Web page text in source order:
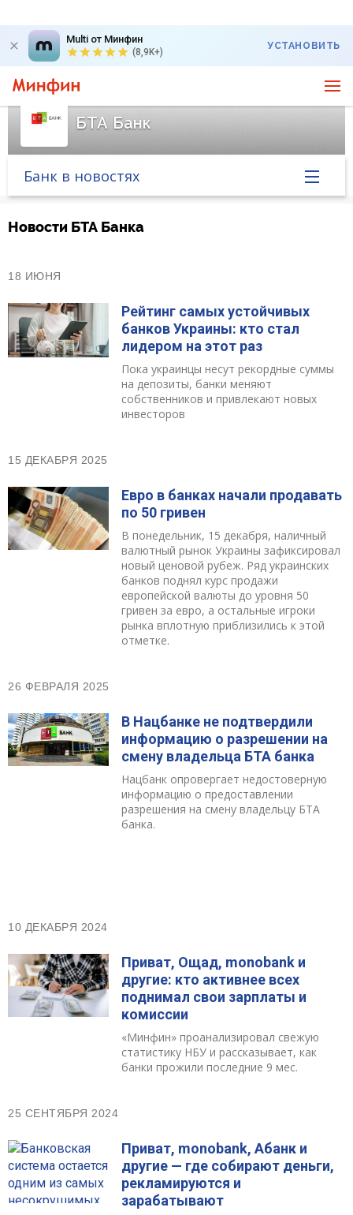
Multi от Минфин
(8,9K+)
УСТАНОВИТЬ
БТА Банк
Банк в новостях
Вопросы банку
Депозиты юр. лиц
Кредити для бізнеса
Карты
Отделения и банкоматы
Интернет-банкинг
Банки-партнеры
Новости БТА Банка
18 ИЮНЯ
Рейтинг самых устойчивых
банков Украины: кто стал
лидером на этот раз
Пока украинцы несут рекордные суммы
на депозиты, банки меняют
собственников и привлекают новых
инвесторов
15 ДЕКАБРЯ 2025
Евро в банках начали продавать
по 50 гривен
В понедельник, 15 декабря, наличный
валютный рынок Украины зафиксировал
новый ценовой рубеж. Ряд украинских
банков поднял курс продажи
европейской валюты до уровня 50
гривен за евро, а остальные игроки
рынка вплотную приблизились к этой
отметке.
26 ФЕВРАЛЯ 2025
В Нацбанке не подтвердили
информацию о разрешении на
смену владельца БТА банка
Нацбанк опровергает недостоверную
информацию о предоставлении
разрешения на смену владельцу БТА
банка.
10 ДЕКАБРЯ 2024
Приват, Ощад, monobank и
другие: кто активнее всех
поднимал свои зарплаты и
комиссии
«Минфин» проанализировал свежую
статистику НБУ и рассказывает, как
банки прожили последние 9 мес.
25 СЕНТЯБРЯ 2024
Приват, monobank, Абанк и
другие — где собирают деньги,
рекламируются и
зарабатывают